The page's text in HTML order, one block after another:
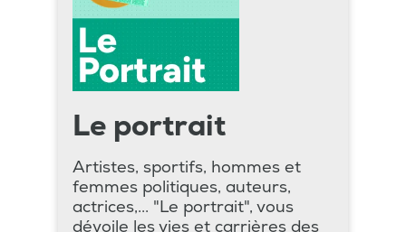
Le portrait
Artistes, sportifs, hommes et
femmes politiques, auteurs,
actrices,... "Le portrait", vous
dévoile les vies et carrières des